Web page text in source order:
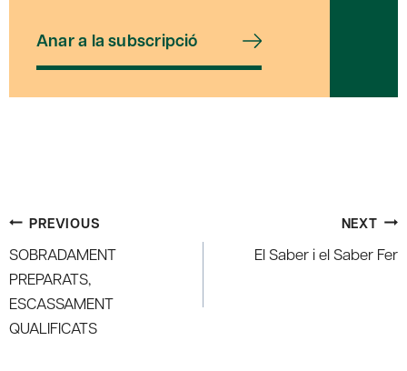
Anar a la subscripció
Post
navigation
PREVIOUS
SOBRADAMENT
PREPARATS,
ESCASSAMENT
QUALIFICATS
NEXT
El Saber i el Saber Fer